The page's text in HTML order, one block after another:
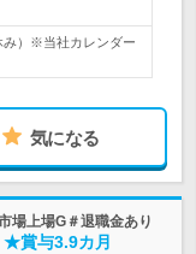
み）※当社カレンダー
気になる
場上場G＃退職金あり
★賞与3.9カ月